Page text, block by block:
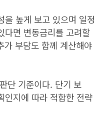
을 높게 보고 있으며 일정
다면 변동금리를 고려할
가 부담도 함께 계산해야
단 기준이다. 단기 보
인지에 따라 적합한 전략